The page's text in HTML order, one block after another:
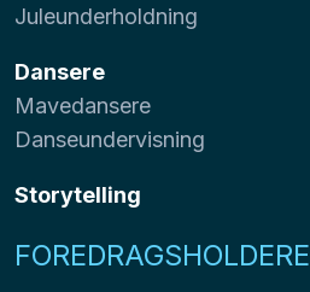
Juleunderholdning
Dansere
Mavedansere
Danseundervisning
Storytelling
FOREDRAGSHOLDERE